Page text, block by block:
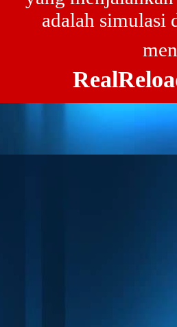
adalah simulasi